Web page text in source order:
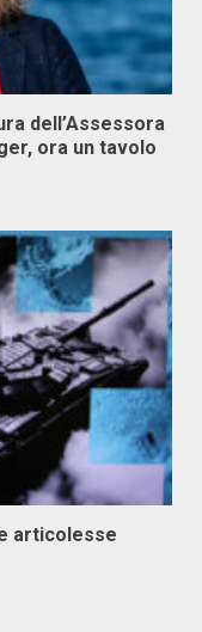
dell’Assessora
ora un tavolo
articolesse